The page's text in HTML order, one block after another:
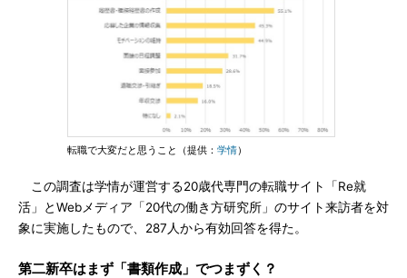
転職で大変だと思うこと（提供： 学情）
この調査は学情が運営する20歳代専門の転職サイト「Re就
活」とWebメディア「20代の働き方研究所」のサイト来訪者を対
象に実施したもので、287人から有効回答を得た。
第二新卒はまず「書類作成」でつまずく？